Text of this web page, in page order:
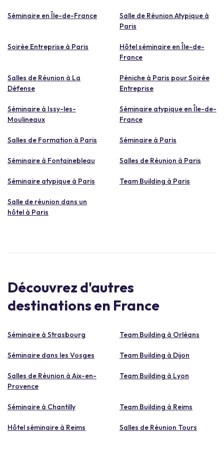
Séminaire en Île-de-France
Salle de Réunion Atypique à
Paris
Soirée Entreprise à Paris
Hôtel séminaire en Île-de-
France
Salles de Réunion à La
Défense
Péniche à Paris pour Soirée
Entreprise
Séminaire à Issy-les-
Moulineaux
Séminaire atypique en Île-de-
France
Salles de Formation à Paris Séminaire à Paris
Séminaire à Fontainebleau Salles de Réunion à Paris
Séminaire atypique à Paris Team Building à Paris
Salle de réunion dans un
hôtel à Paris
Découvrez d'autres
destinations en France
Séminaire à Strasbourg Team Building à Orléans
Séminaire dans les Vosges Team Building à Dijon
Salles de Réunion à Aix-en-
Provence
Team Building à Lyon
Séminaire à Chantilly Team Building à Reims
Hôtel séminaire à Reims Salles de Réunion Tours